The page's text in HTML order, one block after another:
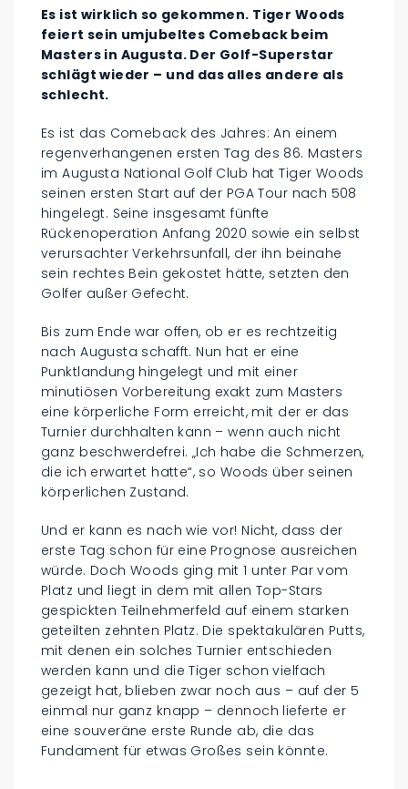
Es ist wirklich so gekommen. Tiger Woods
feiert sein umjubeltes Comeback beim
Masters in Augusta. Der Golf-Superstar
schlägt wieder – und das alles andere als
schlecht.
Es ist das Comeback des Jahres: An einem
regenverhangenen ersten Tag des 86. Masters
im Augusta National Golf Club hat Tiger Woods
seinen ersten Start auf der PGA Tour nach 508
hingelegt. Seine insgesamt fünfte
Rückenoperation Anfang 2020 sowie ein selbst
verursachter Verkehrsunfall, der ihn beinahe
sein rechtes Bein gekostet hätte, setzten den
Golfer außer Gefecht.
Bis zum Ende war offen, ob er es rechtzeitig
nach Augusta schafft. Nun hat er eine
Punktlandung hingelegt und mit einer
minutiösen Vorbereitung exakt zum Masters
eine körperliche Form erreicht, mit der er das
Turnier durchhalten kann – wenn auch nicht
ganz beschwerdefrei. „Ich habe die Schmerzen,
die ich erwartet hatte“, so Woods über seinen
körperlichen Zustand.
Und er kann es nach wie vor! Nicht, dass der
erste Tag schon für eine Prognose ausreichen
würde. Doch Woods ging mit 1 unter Par vom
Platz und liegt in dem mit allen Top-Stars
gespickten Teilnehmerfeld auf einem starken
geteilten zehnten Platz. Die spektakulären Putts,
mit denen ein solches Turnier entschieden
werden kann und die Tiger schon vielfach
gezeigt hat, blieben zwar noch aus – auf der 5
einmal nur ganz knapp – dennoch lieferte er
eine souveräne erste Runde ab, die das
Fundament für etwas Großes sein könnte.